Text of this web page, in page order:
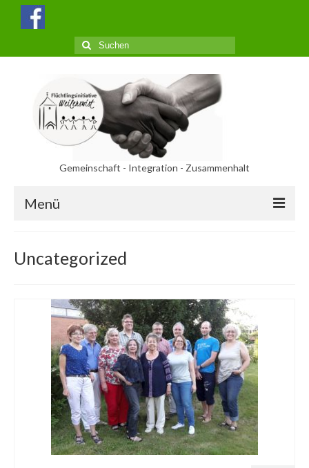
Suchen
nach:
Gemeinschaft - Integration - Zusammenhalt
Menü
Termine
Über uns
Mitmachen
Downloads
Impressum
Kontakt
Uncategorized